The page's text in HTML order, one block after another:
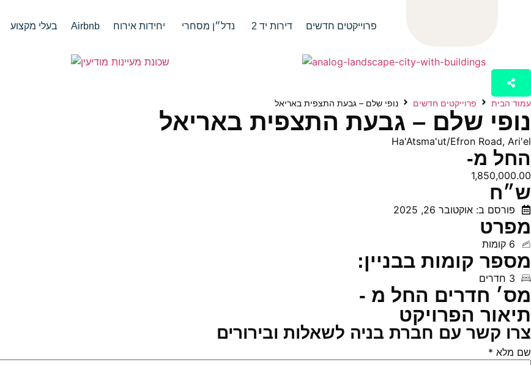
פרוייקטים חדשים דירות יד 2 נדל״ן מסחרי יחידות אירוח Airbnb בעלי מקצוע
עמוד הבית פרוייקטים חדשים נופי שלם – גבעת התצפית באריאל
נופי שלם – גבעת התצפית באריאל
Ha'Atsma'ut/Efron Road, Ari'el
החל מ-
1,850,000.00
ש״ח
פורסם ב: אוקטובר 26, 2025
מפרט
6 קומות
מספר קומות בבניין:
3 חדרים
מס׳ חדרים החל מ -
תיאור הפרויקט
צרו קשר עם חברת בניה לשאלות ובירורים
שם מלא *